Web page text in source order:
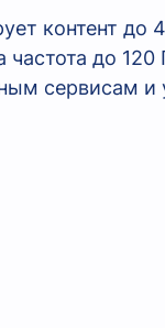
контент
до
сервисам и